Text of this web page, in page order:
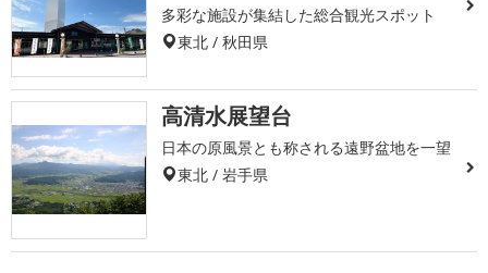
多彩な施設が集結した総合観光スポット
東北 / 秋田県
高清水展望台
日本の原風景とも称される遠野盆地を一望
東北 / 岩手県